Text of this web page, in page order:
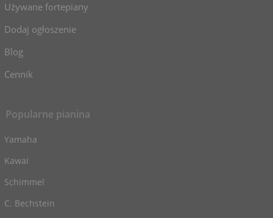
Używane fortepiany
Dodaj ogłoszenie
Blog
Cennik
Popularne pianina
Yamaha
Kawai
Schimmel
C. Bechstein